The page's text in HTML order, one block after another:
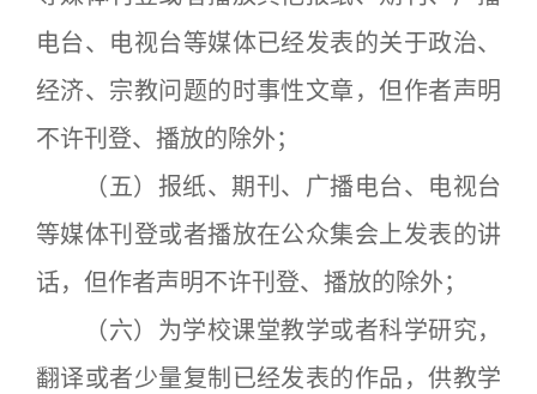
电台、电视台等媒体已经发表的关于政治、
经济、宗教问题的时事性文章，但作者声明
不许刊登、播放的除外；
（五）报纸、期刊、广播电台、电视台
等媒体刊登或者播放在公众集会上发表的讲
话，但作者声明不许刊登、播放的除外；
（六）为学校课堂教学或者科学研究，
翻译或者少量复制已经发表的作品，供教学